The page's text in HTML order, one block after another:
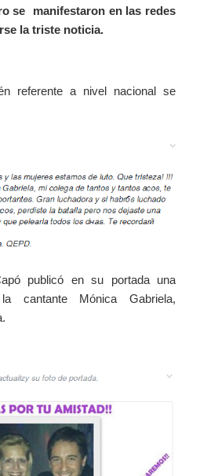
se manifestaron en las redes
la triste noticia.
referente a nivel nacional se
publicó en su portada una
cantante Mónica Gabriela,